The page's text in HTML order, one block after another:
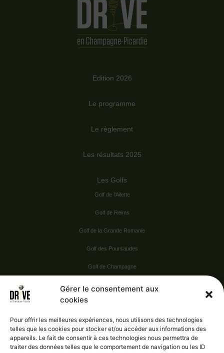
Gérer le consentement aux
cookies
Pour offrir les meilleures expériences, nous utilisons des technologies
telles que les cookies pour stocker et/ou accéder aux informations des
appareils. Le fait de consentir à ces technologies nous permettra de
traiter des données telles que le comportement de navigation ou les ID
Edition 2026
Le programme
Le règlement
Les résultats 2025
Les Golfs
Golf de l’Ailette
Golf de Reims
Golf de la Grande Romanie
Golf des Poursaudes
Golf de Champagne
Vie pratique